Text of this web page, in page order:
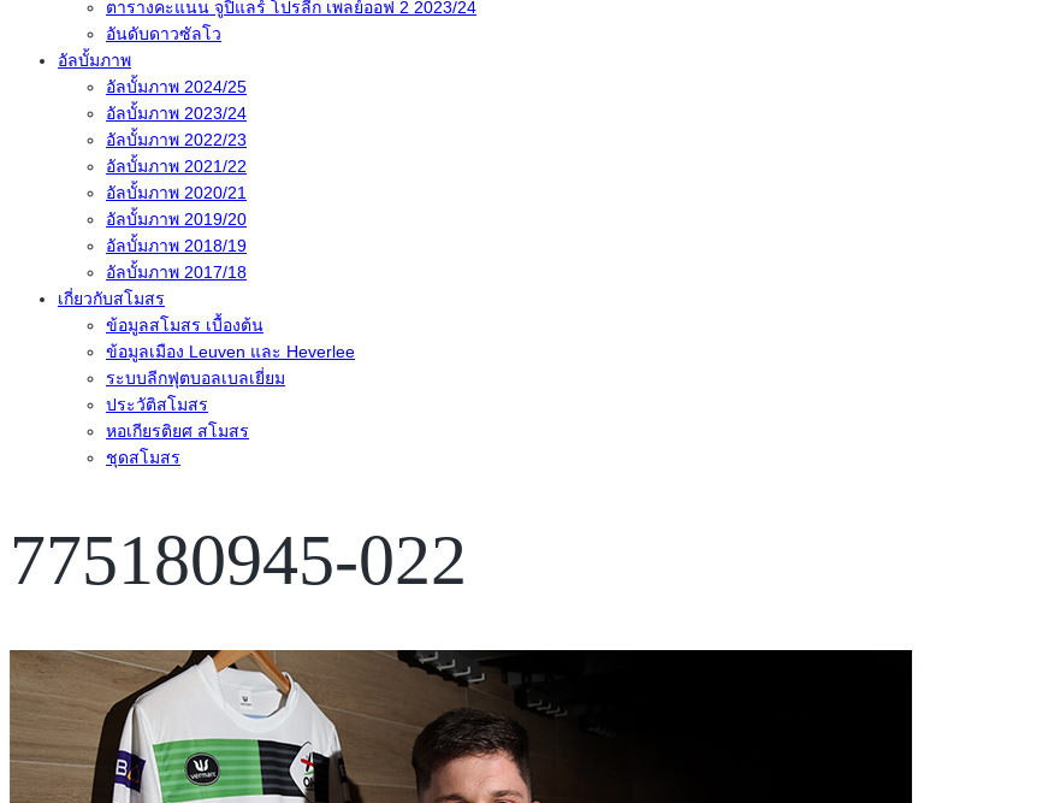
ตารางคะแนน จูปิแลร์ โปรลีก เพลย์ออฟ 2 2023/24
อันดับดาวซัลโว
อัลบั้มภาพ
อัลบั้มภาพ 2024/25
อัลบั้มภาพ 2023/24
อัลบั้มภาพ 2022/23
อัลบั้มภาพ 2021/22
อัลบั้มภาพ 2020/21
อัลบั้มภาพ 2019/20
อัลบั้มภาพ 2018/19
อัลบั้มภาพ 2017/18
เกี่ยวกับสโมสร
ข้อมูลสโมสร เบื้องต้น
ข้อมูลเมือง Leuven และ Heverlee
ระบบลีกฟุตบอลเบลเยี่ยม
ประวัติสโมสร
หอเกียรติยศ สโมสร
ชุดสโมสร
775180945-022